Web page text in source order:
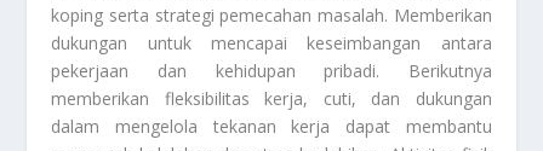
koping serta strategi pemecahan masalah. Memberikan
dukungan untuk mencapai keseimbangan antara
pekerjaan dan kehidupan pribadi. Berikutnya
memberikan fleksibilitas kerja, cuti, dan dukungan
dalam mengelola tekanan kerja dapat membantu